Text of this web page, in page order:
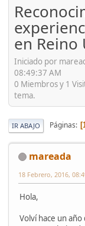
en Reino
Iniciado por
08:49:37 AM
0 Miembros y 1
tema.
IR ABAJO Páginas
mareada
18 Febrero, 2016,
Hola,
Volví hace un